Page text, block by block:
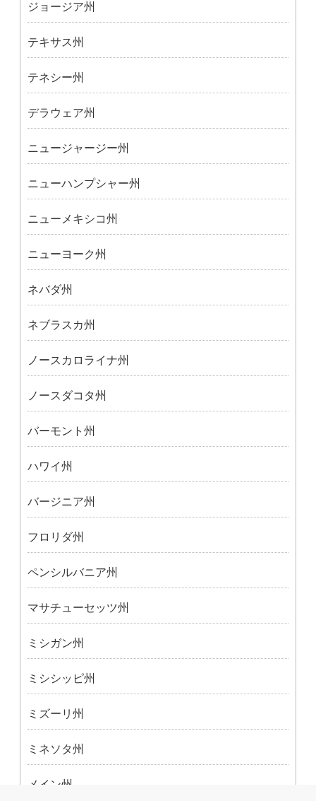
ジョージア州
テキサス州
テネシー州
デラウェア州
ニュージャージー州
ニューハンプシャー州
ニューメキシコ州
ニューヨーク州
ネバダ州
ネブラスカ州
ノースカロライナ州
ノースダコタ州
バーモント州
ハワイ州
バージニア州
フロリダ州
ペンシルバニア州
マサチューセッツ州
ミシガン州
ミシシッピ州
ミズーリ州
ミネソタ州
メイン州